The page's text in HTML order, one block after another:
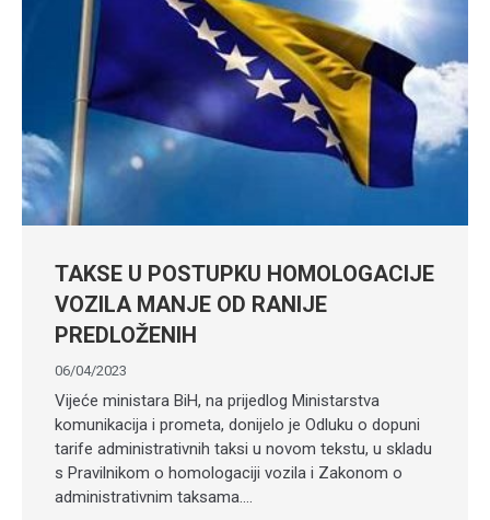
TAKSE U POSTUPKU HOMOLOGACIJE
VOZILA MANJE OD RANIJE
PREDLOŽENIH
06/04/2023
Vijeće ministara BiH, na prijedlog Ministarstva
komunikacija i prometa, donijelo je Odluku o dopuni
tarife administrativnih taksi u novom tekstu, u skladu
s Pravilnikom о homologaciji vozila i Zakonom о
administrativnim taksama.…